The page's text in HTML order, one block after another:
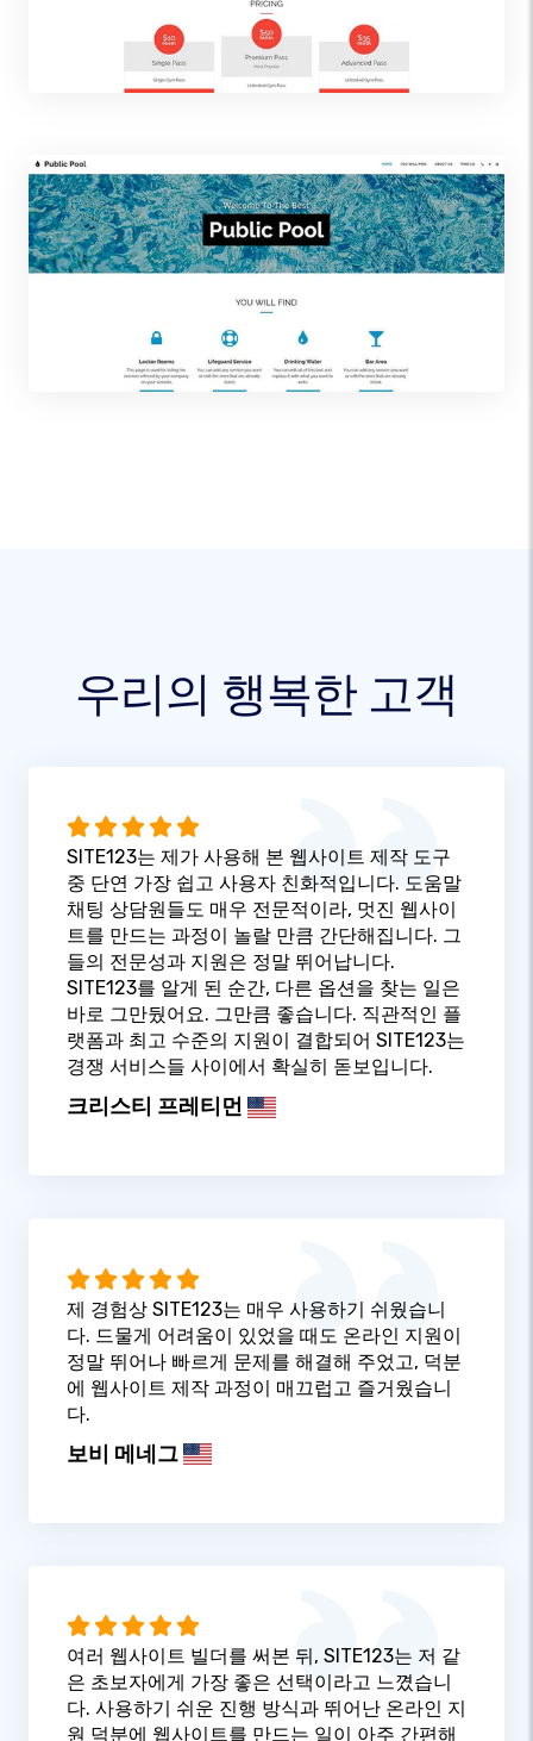
우리의 행복한 고객
SITE123는 제가 사용해 본 웹사이트 제작 도구
중 단연 가장 쉽고 사용자 친화적입니다. 도움말
채팅 상담원들도 매우 전문적이라, 멋진 웹사이
트를 만드는 과정이 놀랄 만큼 간단해집니다. 그
들의 전문성과 지원은 정말 뛰어납니다.
SITE123를 알게 된 순간, 다른 옵션을 찾는 일은
바로 그만뒀어요. 그만큼 좋습니다. 직관적인 플
랫폼과 최고 수준의 지원이 결합되어 SITE123는
경쟁 서비스들 사이에서 확실히 돋보입니다.
크리스티 프레티먼
제 경험상 SITE123는 매우 사용하기 쉬웠습니
다. 드물게 어려움이 있었을 때도 온라인 지원이
정말 뛰어나 빠르게 문제를 해결해 주었고, 덕분
에 웹사이트 제작 과정이 매끄럽고 즐거웠습니
다.
보비 메네그
여러 웹사이트 빌더를 써본 뒤, SITE123는 저 같
은 초보자에게 가장 좋은 선택이라고 느꼈습니
다. 사용하기 쉬운 진행 방식과 뛰어난 온라인 지
원 덕분에 웹사이트를 만드는 일이 아주 간편해